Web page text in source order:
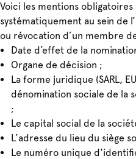
Voici les mentions
systématiquement au sein de
ou révocation d’un membre
Date d’effet de la
Organe de décision ;
La forme juridique (SARL,
dénomination sociale de la
;
Le capital social de la
L’adresse du lieu du siège
Le numéro unique